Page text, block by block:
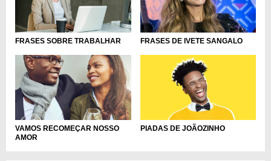
FRASES SOBRE TRABALHAR FRASES DE IVETE SANGALO
VAMOS RECOMEÇAR NOSSO
AMOR
PIADAS DE JOÃOZINHO